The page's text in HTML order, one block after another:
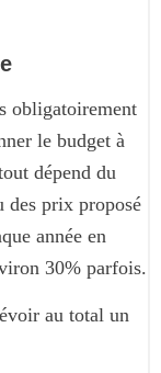
obligatoirement
le budget à
dépend du
des prix proposé
année en
30% parfois.
au total un